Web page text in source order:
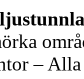
– Alla